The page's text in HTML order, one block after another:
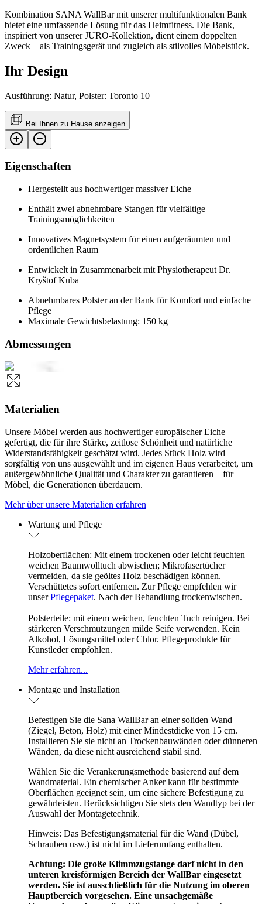
Kombination SANA WallBar mit unserer multifunktionalen Bank
bietet eine umfassende Lösung für das Heimfitness. Die Bank,
inspiriert von unserer JURO-Kollektion, dient einem doppelten
Zweck – als Trainingsgerät und zugleich als stilvolles Möbelstück.
Ihr Design
Ausführung: Natur, Polster: Toronto 10
Bei Ihnen zu Hause anzeigen
Eigenschaften
Hergestellt aus hochwertiger massiver Eiche
Enthält zwei abnehmbare Stangen für vielfältige
Trainingsmöglichkeiten
Innovatives Magnetsystem für einen aufgeräumten und
ordentlichen Raum
Entwickelt in Zusammenarbeit mit Physiotherapeut Dr.
Kryštof Kuba
Abnehmbares Polster an der Bank für Komfort und einfache
Pflege
Maximale Gewichtsbelastung: 150 kg
Abmessungen
Materialien
Unsere Möbel werden aus hochwertiger europäischer Eiche
gefertigt, die für ihre Stärke, zeitlose Schönheit und natürliche
Widerstandsfähigkeit geschätzt wird. Jedes Stück Holz wird
sorgfältig von uns ausgewählt und im eigenen Haus verarbeitet, um
außergewöhnliche Qualität und Charakter zu garantieren – für
Möbel, die Generationen überdauern.
Mehr über unsere Materialien erfahren
Wartung und Pflege
Holzoberflächen: Mit einem trockenen oder leicht feuchten
weichen Baumwolltuch abwischen; Mikrofasertücher
vermeiden, da sie geöltes Holz beschädigen können.
Verschüttetes sofort entfernen. Zur Pflege empfehlen wir
unserPflegepaket. Nach der Behandlung trockenwischen.
Polsterteile: mit einem weichen, feuchten Tuch reinigen. Bei
stärkeren Verschmutzungen milde Seife verwenden. Kein
Alkohol, Lösungsmittel oder Chlor. Pflegeprodukte für
Kunstleder empfohlen.
Mehr erfahren...
Montage und Installation
Befestigen Sie die Sana WallBar an einer soliden Wand
(Ziegel, Beton, Holz) mit einer Mindestdicke von 15 cm.
Installieren Sie sie nicht an Trockenbauwänden oder dünneren
Wänden, da diese nicht ausreichend stabil sind.
Wählen Sie die Verankerungsmethode basierend auf dem
Wandmaterial. Ein chemischer Anker kann für bestimmte
Oberflächen geeignet sein, um eine sichere Befestigung zu
gewährleisten. Berücksichtigen Sie stets den Wandtyp bei der
Auswahl der Montagetechnik.
Hinweis: Das Befestigungsmaterial für die Wand (Dübel,
Schrauben usw.) ist nicht im Lieferumfang enthalten.
Achtung: Die große Klimmzugstange darf nicht in den
unteren kreisförmigen Bereich der WallBar eingesetzt
werden. Sie ist ausschließlich für die Nutzung im oberen
Hauptbereich vorgesehen. Eine unsachgemäße